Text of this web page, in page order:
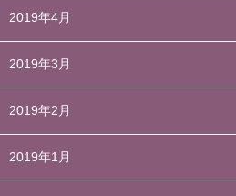
2019年4月
2019年3月
2019年2月
2019年1月